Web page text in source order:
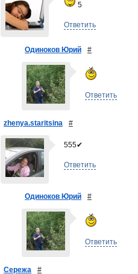
5
Ответить
Одиноков Юрий #
Ответить
zhenya.staritsina #
555✔
Ответить
Одиноков Юрий #
Ответить
Сережа #